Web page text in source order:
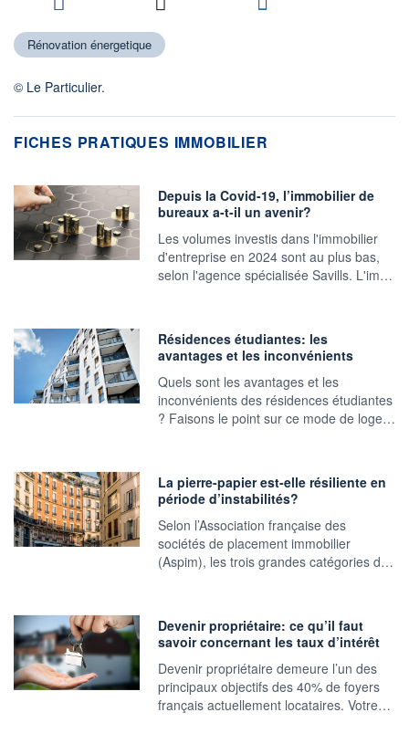
Rénovation énergetique
© Le Particulier.
FICHES PRATIQUES IMMOBILIER
Depuis la Covid-19, l’immobilier de
bureaux a-t-il un avenir?
Les volumes investis dans l'immobilier
d'entreprise en 2024 sont au plus bas,
selon l'agence spécialisée Savills. L'im…
Résidences étudiantes: les
avantages et les inconvénients
Quels sont les avantages et les
inconvénients des résidences étudiantes
? Faisons le point sur ce mode de loge…
La pierre-papier est-elle résiliente en
période d’instabilités?
Selon l’Association française des
sociétés de placement immobilier
(Aspim), les trois grandes catégories d…
Devenir propriétaire: ce qu’il faut
savoir concernant les taux d’intérêt
Devenir propriétaire demeure l’un des
principaux objectifs des 40% de foyers
français actuellement locataires. Votre…